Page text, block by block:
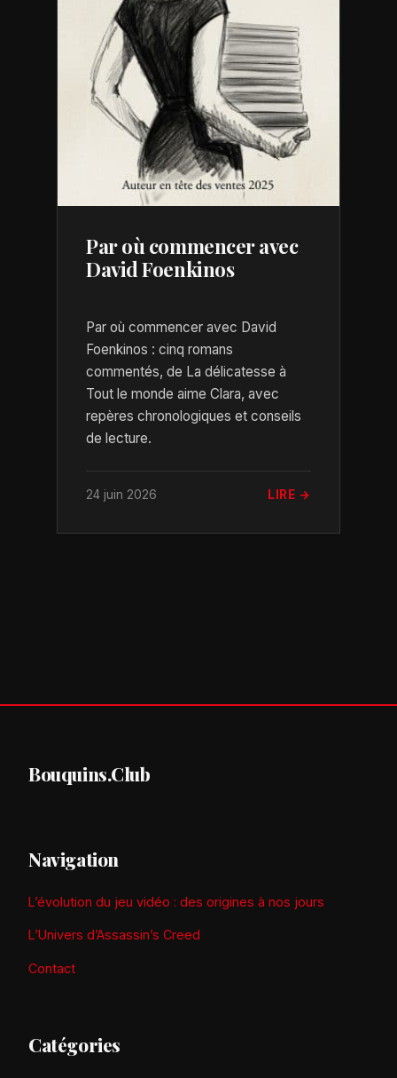
Par où commencer avec
David Foenkinos
Par où commencer avec David
Foenkinos : cinq romans
commentés, de La délicatesse à
Tout le monde aime Clara, avec
repères chronologiques et conseils
de lecture.
24 juin 2026 LIRE →
Bouquins.Club
Navigation
L’évolution du jeu vidéo : des origines à nos jours
L’Univers d’Assassin’s Creed
Contact
Catégories